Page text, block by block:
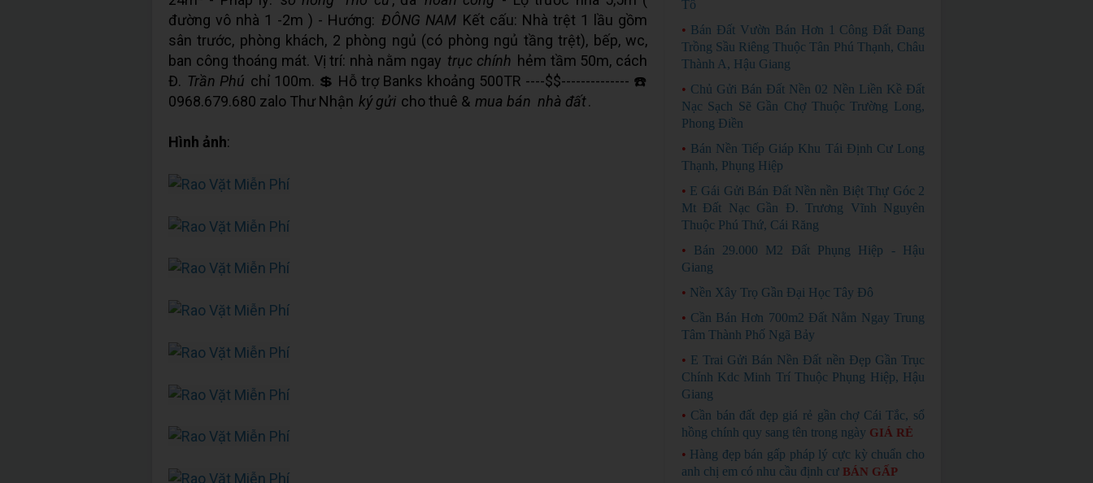
đường vô nhà 1 -2m ) - Hướng: ĐÔNG NAM Kết cấu: Nhà trệt 1 lầu gồm
sân trước, phòng khách, 2 phòng ngủ (có phòng ngủ tầng trệt), bếp, wc,
ban công thoáng mát. Vị trí: nhà nằm ngay trục chính hẻm tầm 50m, cách
Đ. Trần Phú chỉ 100m. 💲 Hỗ trợ Banks khoảng 500TR ----$$-------------- ☎️
0968.679.680 zalo Thư Nhận ký gửi cho thuê & mua bán nhà đất.
Hình ảnh:
Tô
• Bán Đất Vườn Bán Hơn 1 Công Đất Đang
Trồng Sầu Riêng Thuộc Tân Phú Thạnh, Châu
Thành A, Hậu Giang
• Chủ Gửi Bán Đất Nền 02 Nền Liền Kề Đất
Nạc Sạch Sẽ Gần Chợ Thuộc Trường Long,
Phong Điền
• Bán Nền Tiếp Giáp Khu Tái Định Cư Long
Thạnh, Phụng Hiệp
• E Gái Gửi Bán Đất Nền nền Biệt Thự Góc 2
Mt Đất Nạc Gần Đ. Trương Vĩnh Nguyên
Thuộc Phú Thứ, Cái Răng
• Bán 29.000 M2 Đất Phụng Hiệp - Hậu
Giang
• Nền Xây Trọ Gần Đại Học Tây Đô
• Cần Bán Hơn 700m2 Đất Nằm Ngay Trung
Tâm Thành Phố Ngã Bảy
• E Trai Gửi Bán Nền Đất nền Đẹp Gần Trục
Chính Kdc Minh Trí Thuộc Phụng Hiệp, Hậu
Giang
• Cần bán đất đẹp giá rẻ gần chợ Cái Tắc, sổ
hồng chính quy sang tên trong ngày GIÁ RẺ
• Hàng đẹp bán gấp pháp lý cực kỳ chuẩn cho
anh chị em có nhu cầu định cư BÁN GẤP